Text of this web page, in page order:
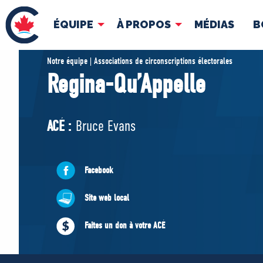
ÉQUIPE À PROPOS MÉDIAS
ÉQUIPE
Pierre Poilievre
Cabinet fantôme
ACÉ
À
Notre équipe | Associations de circonscriptions électorales
Regina-Qu’Appelle
ACÉ : Bruce Evans
Facebook
Site web local
Faites un don à votre ACÉ